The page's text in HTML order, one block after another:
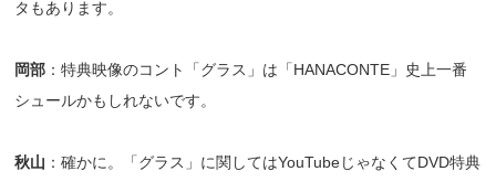
タもあります。
岡部 ：特典映像のコント「グラス」は「HANACONTE」史上一番
シュールかもしれないです。
秋山 ：確かに。「グラス」に関してはYouTubeじゃなくてDVD特典